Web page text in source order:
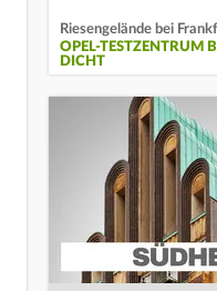
Riesengelände bei
OPEL-TESTZENTRUM
DICHT